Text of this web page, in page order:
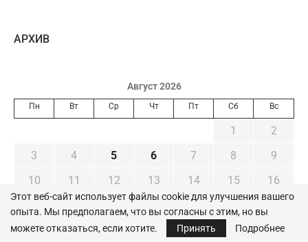
AРХИВ
Август 2026
Пн Вт Ср Чт Пт Сб Вс
1
2
3
4 5 6 7 8
9
10
11 12 13 14 15
16
19 21
24
25 26 27 28 29 30
Этот веб-сайт использует файлы cookie для улучшения вашего
опыта. Мы предполагаем, что вы согласны с этим, но вы
можете отказаться, если хотите.
Принять Подробнее